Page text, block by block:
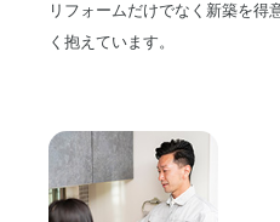
リフォームだけでなく新築を得
く抱えています。